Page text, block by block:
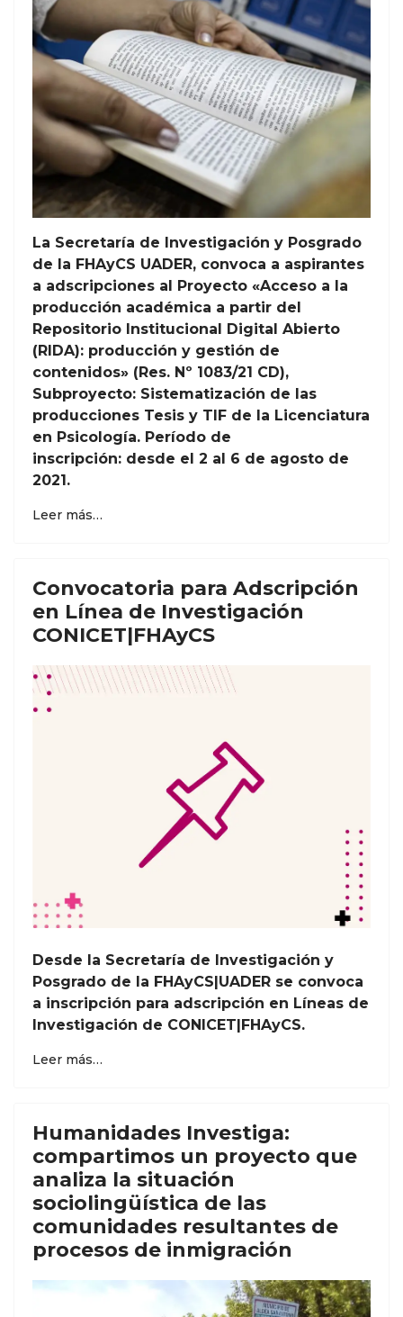
La Secretaría de Investigación y Posgrado
de la FHAyCS UADER, convoca a aspirantes
a adscripciones al Proyecto «Acceso a la
producción académica a partir del
Repositorio Institucional Digital Abierto
(RIDA): producción y gestión de
contenidos» (Res. Nº 1083/21 CD),
Subproyecto: Sistematización de las
producciones Tesis y TIF de la Licenciatura
en Psicología. Período de
inscripción: desde el 2 al 6 de agosto de
2021.
Leer más…
Convocatoria para Adscripción
en Línea de Investigación
CONICET|FHAyCS
Desde la Secretaría de Investigación y
Posgrado de la FHAyCS|UADER se convoca
a inscripción para adscripción en Líneas de
Investigación de CONICET|FHAyCS.
Leer más…
Humanidades Investiga:
compartimos un proyecto que
analiza la situación
sociolingüística de las
comunidades resultantes de
procesos de inmigración